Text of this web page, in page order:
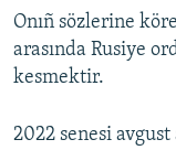
Onıñ sözlerine
arasında Rusiye
kesmektir.
2022 senesi avgust